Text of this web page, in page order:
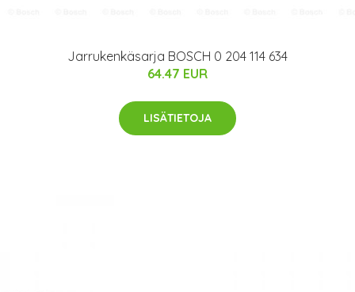
Jarrukenkäsarja BOSCH 0 204 114 634
64.47 EUR
LISÄTIETOJA